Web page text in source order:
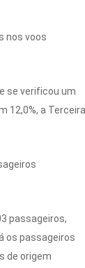
nos voos
se verificou um
12,0%, a Terceira
passageiros,
os passageiros
de origem